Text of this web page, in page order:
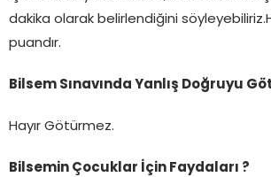
dakika olarak belirlendiğini
puandır.
Bilsem Sınavında Yanlış Doğruyu
Hayır Götürmez.
Bilsemin Çocuklar İçin Faydaları ?